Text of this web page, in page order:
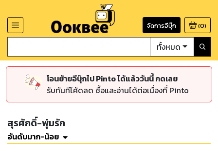
จัดการอีบุ๊ก (0)
ทั้งหมด
โอนย้ายอีบุ๊กไป Pinto ได้แล้ววันนี้ กดเลย
รับทันทีโค้ดลด ซื้อและอ่านได้ต่อเนื่องที่ Pinto
สุรศักดิ์-พุ่มรัก
อันดับมาก-น้อย